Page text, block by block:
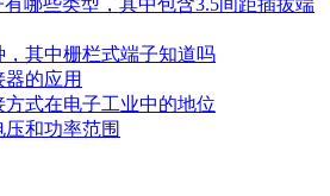
哪些类型，其中包含3.5间距插拔端
其中栅栏式端子知道吗
的应用
式在电子工业中的地位
和功率范围